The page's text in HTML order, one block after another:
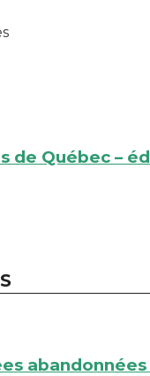
de Québec –